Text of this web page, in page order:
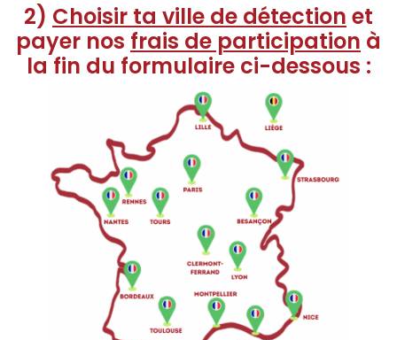
2) Choisir ta ville de détection et
payer nos frais de participation à
la fin du formulaire ci-dessous :